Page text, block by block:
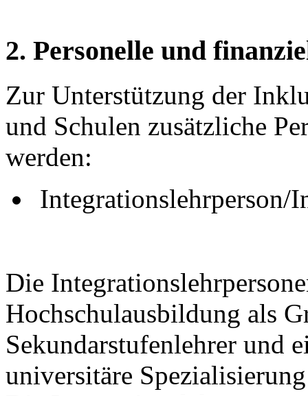
2. Personelle und
Zur Unterstützung der
und Schulen zusätzliche
werden:
Integrationslehrperson/
Die
Hochschulausbildung als
Sekundarstufenlehrer und
universitäre